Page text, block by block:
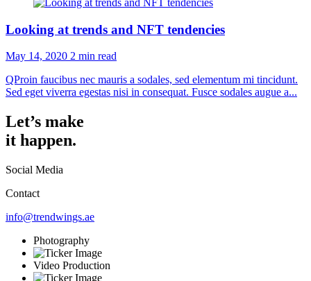
Looking at trends and NFT tendencies
May 14, 2020 2 min read
QProin faucibus nec mauris a sodales, sed elementum mi tincidunt.
Sed eget viverra egestas nisi in consequat. Fusce sodales augue a...
Let’s make
it happen.
Social Media
Contact
info@trendwings.ae
Photography
Video Production